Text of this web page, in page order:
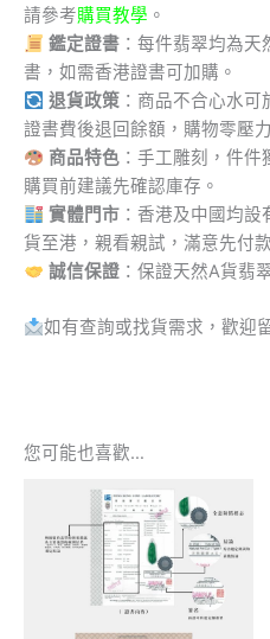
請參考購買教學 。
鑑定證書：每件翡翠均為天
書，如需香港證書可加購。
退貨政策：商品不合心水可
證書費後退回餘額，購物零壓
商品特色：手工雕刻，件件
購買前建議先確認庫存。
實體門市：香港及中國均設
貨至港，親看親試，滿意先付
誠信保證：保證天然A貨翡
如有查詢或找貨需求，歡迎
您可能也喜歡…